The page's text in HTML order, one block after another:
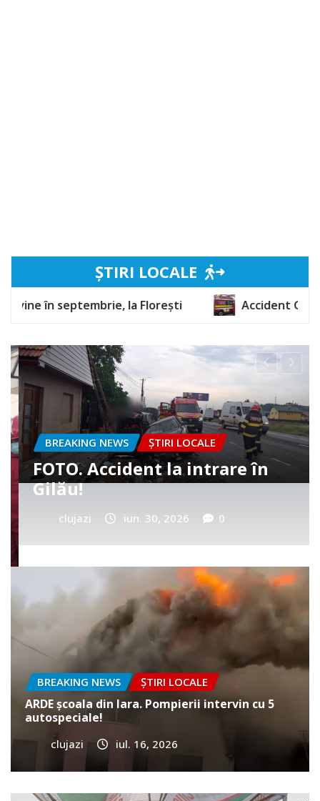
ȘTIRI LOCALE
Florești Accident GRAV în centrul orașului. O
BREAKING NEWS ȘTIRI LOCALE
Cum a murit băiețelul din
Vultureni? Era cu tatăl în
cimitir
clujazi iun. 25, 2026 0
BREAKING NEWS ȘTIRI LOCALE
ARDE școala din Iara. Pompierii intervin cu 5
autospeciale!
clujazi iul. 16, 2026